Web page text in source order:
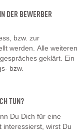
DER BEWERBER
bzw. zur
werden. Alle weiteren
geklärt. Ein
bzw.
TUN?
Du Dich für eine
interessierst, wirst Du